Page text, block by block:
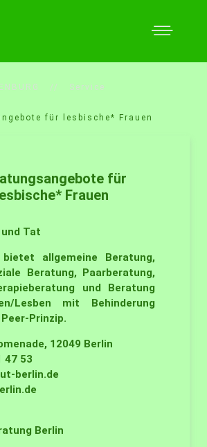
Service
für lesbische* Frauen
für
Frauen
und Tat
allgemeine Beratung,
Beratung, Paarberatung,
und Beratung
Lesben mit Behinderung
Prinzip.
12049 Berlin
47 53
berlin.de
Berlin